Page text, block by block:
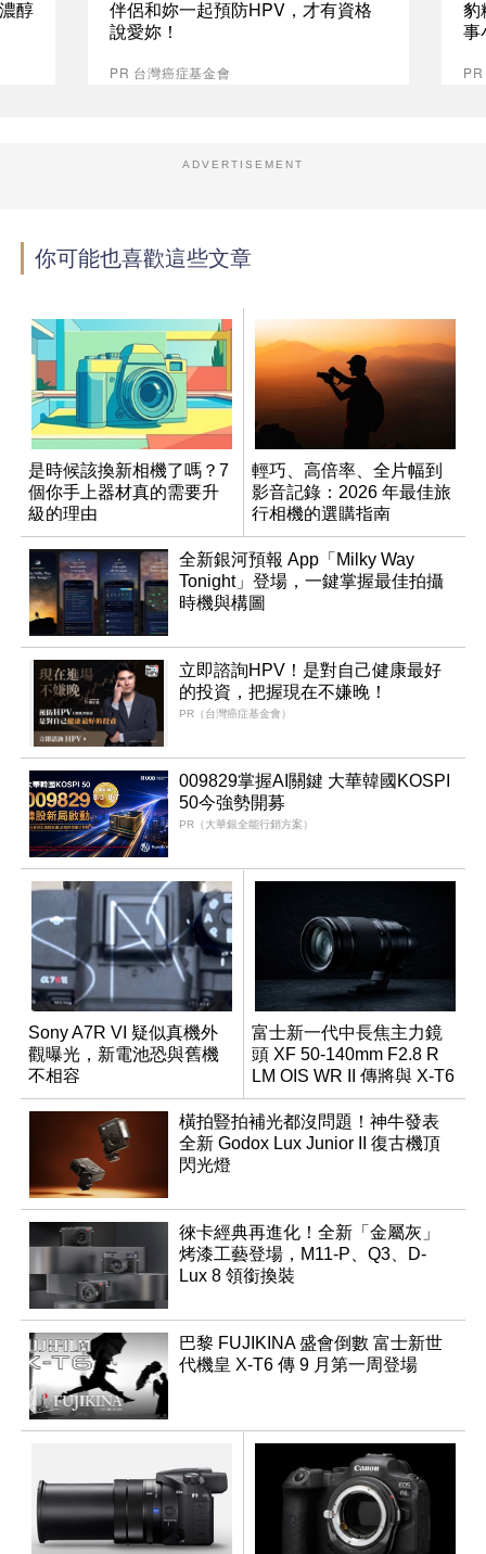
醇
伴侶和妳一起預防HPV，才有資格
說愛妳！
PR 台灣癌症基金會
豹
事
ADVERTISEMENT
你可能也喜歡這些文章
是時候該換新相機了嗎？7
個你手上器材真的需要升
級的理由
輕巧、高倍率、全片幅到
影音記錄：2026 年最佳旅
行相機的選購指南
全新銀河預報 App「Milky Way
Tonight」登場，一鍵掌握最佳拍攝
時機與構圖
立即諮詢HPV！是對自己健康最好
的投資，把握現在不嫌晚！
PR（台灣癌症基金會）
009829掌握AI關鍵 大華韓國KOSPI
50今強勢開募
PR（大華銀全能行銷方案）
Sony A7R VI 疑似真機外
觀曝光，新電池恐與舊機
不相容
富士新一代中長焦主力鏡
頭 XF 50-140mm F2.8 R
LM OIS WR II 傳將與 X-T6
同步亮相
橫拍豎拍補光都沒問題！神牛發表
全新 Godox Lux Junior II 復古機頂
閃光燈
徠卡經典再進化！全新「金屬灰」
烤漆工藝登場，M11-P、Q3、D-
Lux 8 領銜換裝
巴黎 FUJIKINA 盛會倒數 富士新世
代機皇 X-T6 傳 9 月第一周登場